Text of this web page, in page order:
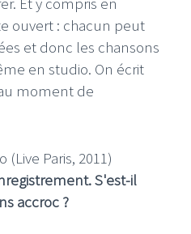
ouvert : chacun peut
et donc les chansons
en studio. On écrit
moment de
S'est-il
accroc ?